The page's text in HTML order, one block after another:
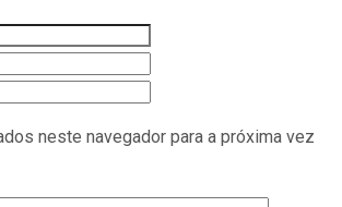
neste navegador para a próxima vez